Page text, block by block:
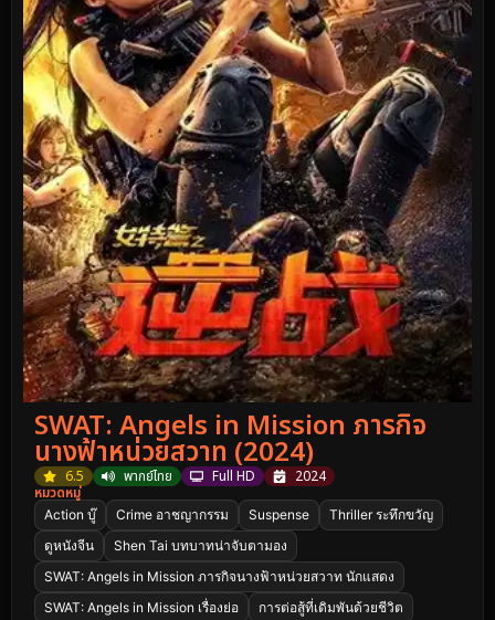
SWAT: Angels in Mission ภารกิจ
นางฟ้าหน่วยสวาท (2024)
6.5 พากย์ไทย Full HD
2024
หมวดหมู่
Action บู๊ Crime อาชญากรรม Suspense
Thriller ระทึกขวัญ
ดูหนังจีน
Shen Tai บทบาทน่าจับตามอง
SWAT: Angels in Mission ภารกิจนางฟ้าหน่วยสวาท นักแสดง
SWAT: Angels in Mission เรื่องย่อ
การต่อสู้ที่เดิมพันด้วยชีวิต